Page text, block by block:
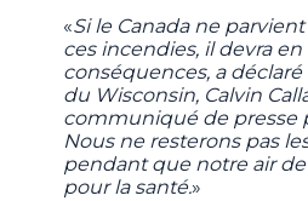
«Si le Canada ne
ces incendies, il devra
conséquences, a
du Wisconsin, Calvin
communiqué de presse
Nous ne resterons pas
pendant que notre air
pour la santé.»